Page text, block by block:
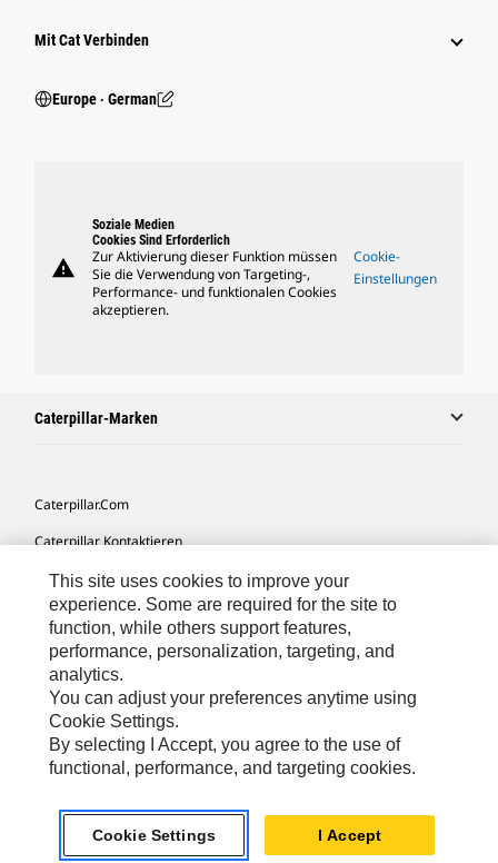
Mit Cat Verbinden
Europe ‧ German
warning
Soziale Medien
Cookies Sind Erforderlich
Zur Aktivierung dieser Funktion müssen
Sie die Verwendung von Targeting-,
Performance- und funktionalen Cookies
akzeptieren.
Cookie-
Einstellungen
Caterpillar-Marken
Caterpillar.com
Caterpillar Kontaktieren
Meine Marketing-Präferenzen
Seitenübersicht
Cookie Settings
Rechtliche Hinweise
Datenschutz
Europe-German© 2026 Caterpillar. Alle Rechte vorbehalten.
This site uses cookies to improve your
experience. Some are required for the site to
function, while others support features,
performance, personalization, targeting, and
analytics.
You can adjust your preferences anytime using
Cookie Settings.
By selecting I Accept, you agree to the use of
functional, performance, and targeting cookies.
Cookie Settings I Accept